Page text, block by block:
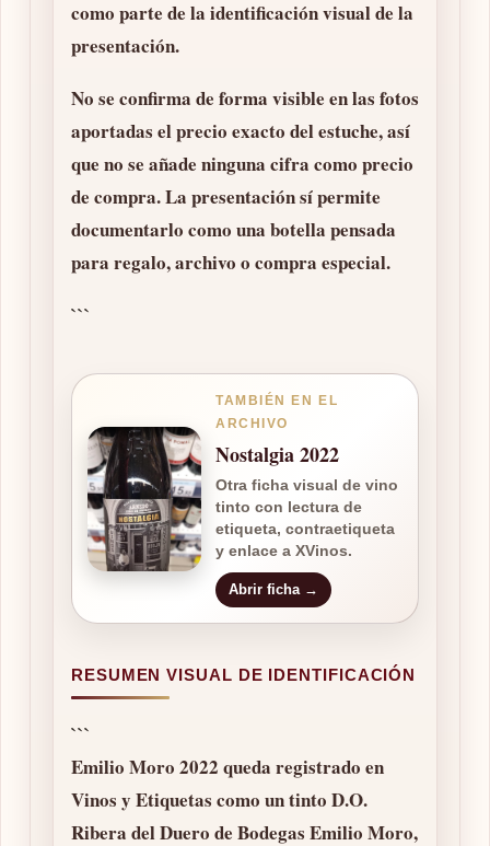
como parte de la identificación visual de la
presentación.
No se confirma de forma visible en las fotos
aportadas el precio exacto del estuche, así
que no se añade ninguna cifra como precio
de compra. La presentación sí permite
documentarlo como una botella pensada
para regalo, archivo o compra especial.
```
TAMBIÉN EN EL
ARCHIVO
Nostalgia 2022
Otra ficha visual de vino
tinto con lectura de
etiqueta, contraetiqueta
y enlace a XVinos.
Abrir ficha →
RESUMEN VISUAL DE IDENTIFICACIÓN
```
Emilio Moro 2022 queda registrado en
Vinos y Etiquetas como un tinto D.O.
Ribera del Duero de Bodegas Emilio Moro,